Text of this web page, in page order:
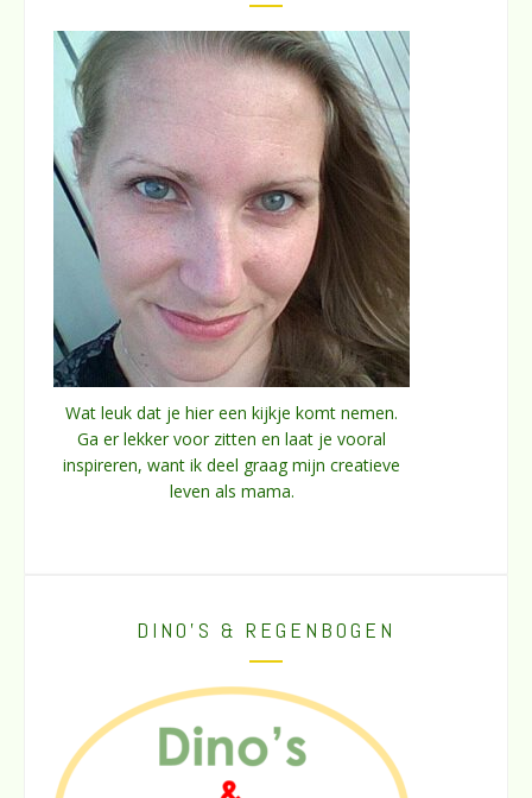
Wat leuk dat je hier een kijkje komt nemen.
Ga er lekker voor zitten en laat je vooral
inspireren, want ik deel graag mijn creatieve
leven als mama.
DINO’S & REGENBOGEN